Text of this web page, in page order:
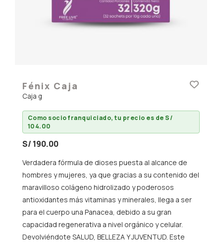
Fénix Caja
Caja g
Como socio franquiciado, tu precio es de S/
104.00
S/ 190.00
Verdadera fórmula de dioses puesta al alcance de
hombres y mujeres, ya que gracias a su contenido del
maravilloso colágeno hidrolizado y poderosos
antioxidantes más vitaminas y minerales, llega a ser
para el cuerpo una Panacea, debido a su gran
capacidad regenerativa a nivel orgánico y celular.
Devolviéndote SALUD, BELLEZA Y JUVENTUD. Este